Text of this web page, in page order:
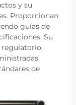
y su
Proporcionan
guías de
Su
regulatorio,
de